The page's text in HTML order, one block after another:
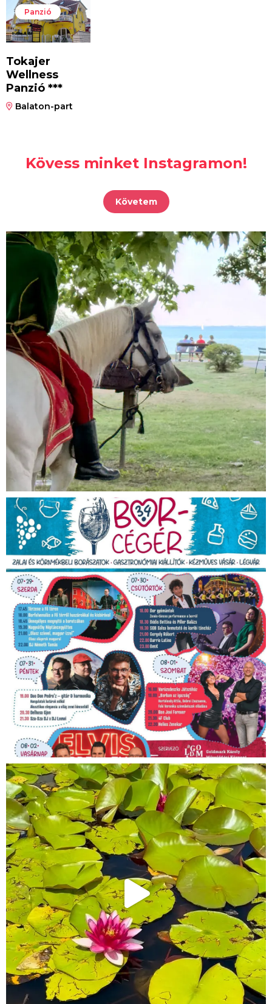
Panzió
Tokajer
Wellness
Panzió ***
Balaton-part
Kövess minket Instagramon!
Követem